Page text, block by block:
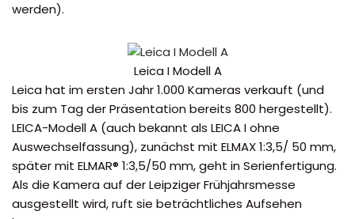
werden).
Leica I Modell A
Leica hat im ersten Jahr 1.000 Kameras verkauft (und
bis zum Tag der Präsentation bereits 800 hergestellt).
LEICA-Modell A (auch bekannt als LEICA I ohne
Auswechselfassung), zunächst mit ELMAX 1:3,5/ 50 mm,
später mit ELMAR® 1:3,5/50 mm, geht in Serienfertigung.
Als die Kamera auf der Leipziger Frühjahrsmesse
ausgestellt wird, ruft sie beträchtliches Aufsehen